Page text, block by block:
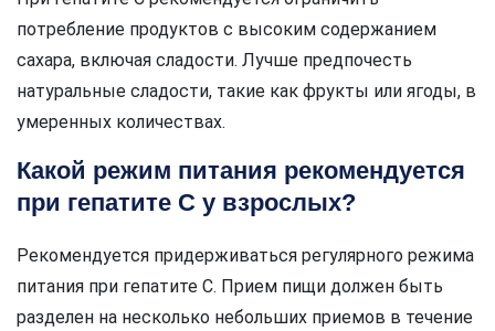
потребление продуктов с высоким содержанием
сахара, включая сладости. Лучше предпочесть
натуральные сладости, такие как фрукты или ягоды, в
умеренных количествах.
Какой режим питания рекомендуется
при гепатите C у взрослых?
Рекомендуется придерживаться регулярного режима
питания при гепатите C. Прием пищи должен быть
разделен на несколько небольших приемов в течение